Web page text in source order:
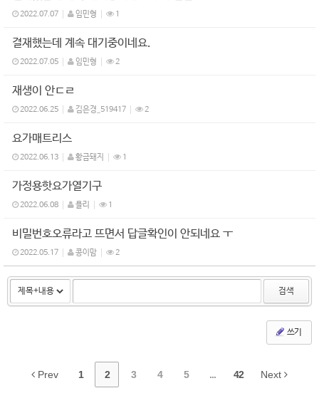
2022.07.07 임민형 1
결재했는데 계속 대기중이네요.
2022.07.05 임민형 2
재생이 안ㄷㄹ
2022.06.25 김은경_519417 2
요가매트리스
2022.06.13 황금돼지 1
가정용핫요가열기구
2022.06.08 욜리 1
비밀번호오류라고 뜨면서 답글확인이 안되네요 ㅜ
2022.05.17 콩이맘 2
검색
쓰기
Prev 1 2 3 4 5 ... 42 Next